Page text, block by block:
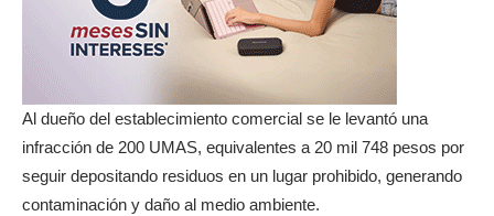
Al dueño del establecimiento comercial se le levantó una
infracción de 200 UMAS, equivalentes a 20 mil 748 pesos por
seguir depositando residuos en un lugar prohibido, generando
contaminación y daño al medio ambiente.